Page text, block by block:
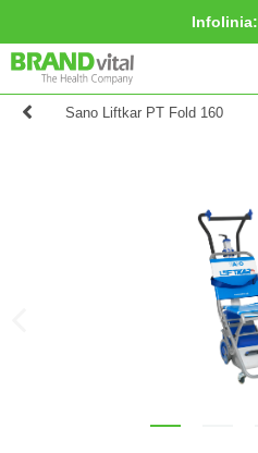
Infolinia:
Sano Liftkar PT Fold 160